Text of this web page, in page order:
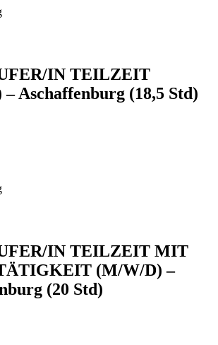
IN TEILZEIT
Aschaffenburg (18,5 Std)
IN TEILZEIT MIT
(M/W/D) –
(20 Std)